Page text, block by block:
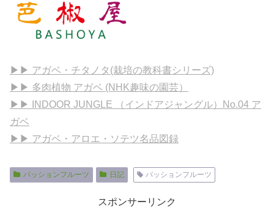
▶▶ アガベ・チタノタ(栽培の教科書シリーズ)
▶▶ 多肉植物 アガベ (NHK趣味の園芸）
▶▶ INDOOR JUNGLE （インドアジャングル）No.04 ア
ガベ
▶▶ アガベ・アロエ・ソテツ名品図録
パッションフルーツ 日記 パッションフルーツ
スポンサーリンク